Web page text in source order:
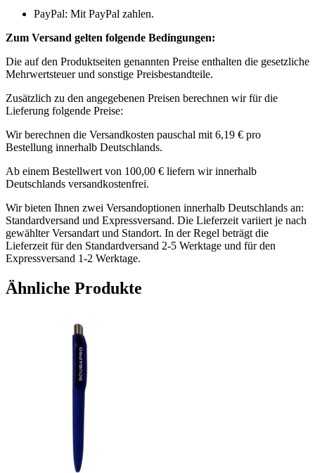
PayPal: Mit PayPal zahlen.
Zum Versand gelten folgende Bedingungen:
Die auf den Produktseiten genannten Preise enthalten die gesetzliche
Mehrwertsteuer und sonstige Preisbestandteile.
Zusätzlich zu den angegebenen Preisen berechnen wir für die
Lieferung folgende Preise:
Wir berechnen die Versandkosten pauschal mit 6,19 € pro
Bestellung innerhalb Deutschlands.
Ab einem Bestellwert von 100,00 € liefern wir innerhalb
Deutschlands versandkostenfrei.
Wir bieten Ihnen zwei Versandoptionen innerhalb Deutschlands an:
Standardversand und Expressversand. Die Lieferzeit variiert je nach
gewählter Versandart und Standort. In der Regel beträgt die
Lieferzeit für den Standardversand 2-5 Werktage und für den
Expressversand 1-2 Werktage.
Ähnliche Produkte